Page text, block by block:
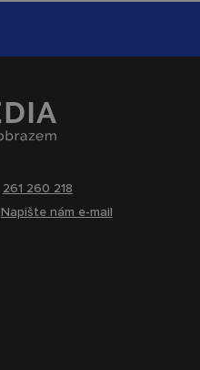
261 260 218
Napište nám e-mail